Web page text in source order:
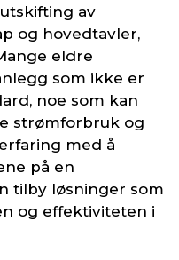
av
og hovedtavler,
eldre
som ikke er
noe som kan
strømforbruk og
med å
på en
tilby løsninger som
og effektiviteten i